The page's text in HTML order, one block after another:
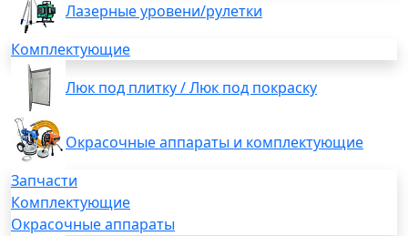
Лазерные уровени/рулетки
Комплектующие
Люк под плитку / Люк под покраску
Окрасочные аппараты и комплектующие
Запчасти
Комплектующие
Окрасочные аппараты